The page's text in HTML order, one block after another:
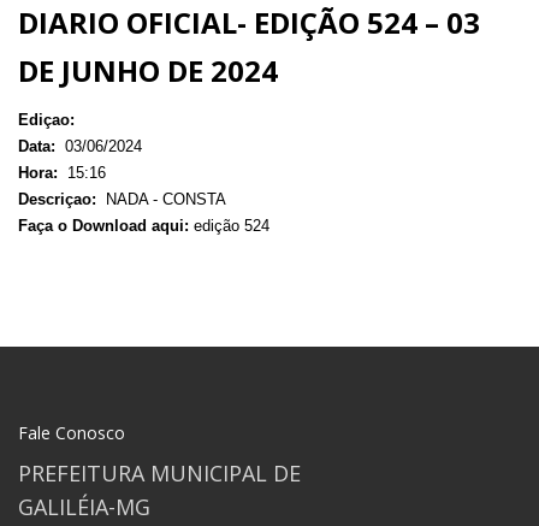
DIARIO OFICIAL- EDIÇÃO 524 – 03
DE JUNHO DE 2024
Ediçao:
Data: 03/06/2024
Hora:
15:16
Descriçao:
NADA - CONSTA
Faça o Download aqui: edição 524
Fale Conosco
PREFEITURA MUNICIPAL DE
GALILÉIA-MG